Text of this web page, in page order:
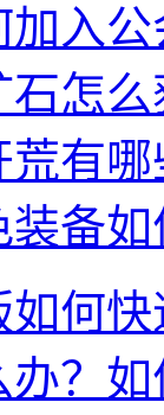
入公
怎
有
备
何
？